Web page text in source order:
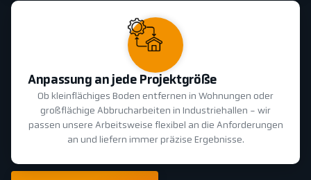
Anpassung an jede Projektgröße
Ob kleinflächiges Boden entfernen in Wohnungen oder
großflächige Abbrucharbeiten in Industriehallen - wir
passen unsere Arbeitsweise flexibel an die Anforderungen
an und liefern immer präzise Ergebnisse.